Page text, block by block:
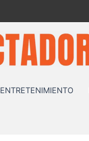
ENTRETENIMIENTO